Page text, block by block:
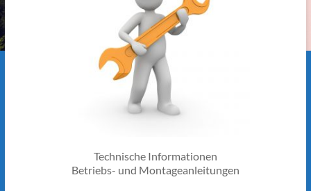
Technische Informationen
Betriebs- und Montageanleitungen